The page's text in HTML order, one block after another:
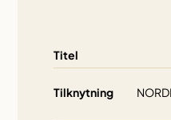
Titel
Tilknytning